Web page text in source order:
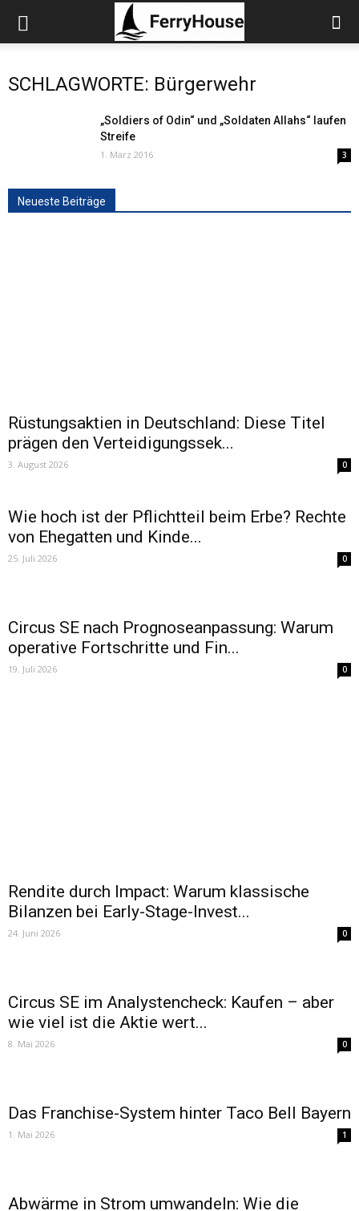
SCHLAGWORTE: Bürgerwehr
„Soldiers of Odin“ und „Soldaten Allahs“ laufen
Streife
1. März 2016 3
Neueste Beiträge
Rüstungsaktien in Deutschland: Diese Titel
prägen den Verteidigungssek...
3. August 2026 0
Wie hoch ist der Pflichtteil beim Erbe? Rechte
von Ehegatten und Kinde...
25. Juli 2026 0
Circus SE nach Prognoseanpassung: Warum
operative Fortschritte und Fin...
19. Juli 2026 0
Rendite durch Impact: Warum klassische
Bilanzen bei Early-Stage-Invest...
24. Juni 2026 0
Circus SE im Analystencheck: Kaufen – aber
wie viel ist die Aktie wert...
8. Mai 2026 0
Das Franchise-System hinter Taco Bell Bayern
1. Mai 2026 1
Abwärme in Strom umwandeln: Wie die